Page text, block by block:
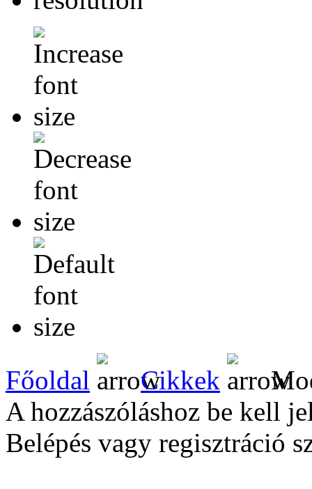
Főoldal Cikkek
A hozzászóláshoz be kell
Belépés vagy regisztráció